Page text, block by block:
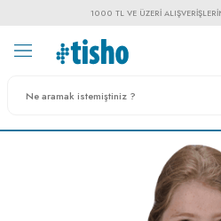
1000 TL VE ÜZERI